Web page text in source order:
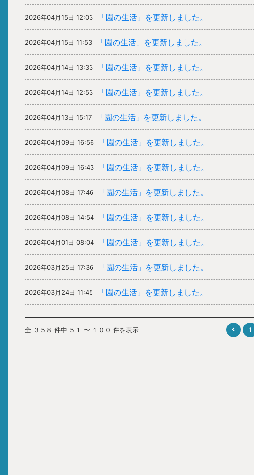
2026年04月15日 12:03 「園の生活」を更新しました。
2026年04月15日 11:53 「園の生活」を更新しました。
2026年04月14日 13:33 「園の生活」を更新しました。
2026年04月14日 12:53 「園の生活」を更新しました。
2026年04月13日 15:17 「園の生活」を更新しました。
2026年04月09日 16:56 「園の生活」を更新しました。
2026年04月09日 16:43 「園の生活」を更新しました。
2026年04月08日 17:46 「園の生活」を更新しました。
2026年04月08日 14:54 「園の生活」を更新しました。
2026年04月01日 08:04 「園の生活」を更新しました。
2026年03月25日 17:36 「園の生活」を更新しました。
2026年03月24日 11:45 「園の生活」を更新しました。
全 ３５８ 件中 ５１ 〜 １００ 件を表示 1